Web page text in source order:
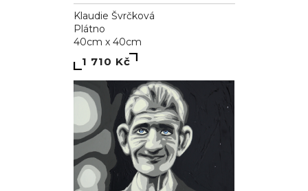
Klaudie Švrčková
Plátno
40cm x 40cm
1 710 Kč